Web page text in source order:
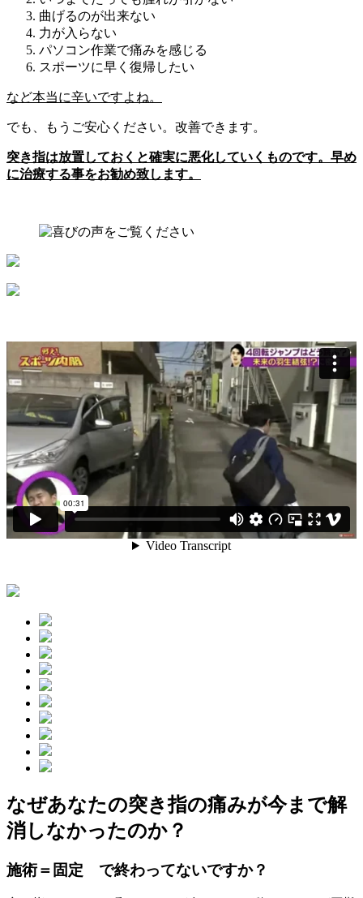
曲げるのが出来ない
力が入らない
パソコン作業で痛みを感じる
スポーツに早く復帰したい
など本当に辛いですよね。
でも、もうご安心ください。改善できます。
突き指は放置しておくと確実に悪化していくものです。早め
に治療する事をお勧め致します。
なぜあなたの突き指の痛みが今まで解
消しなかったのか？
施術＝固定 で終わってないですか？